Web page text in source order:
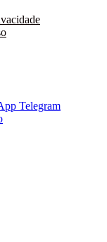
Telegram